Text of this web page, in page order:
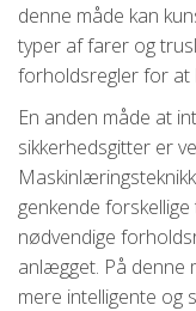
denne måde kan
typer af farer og
forholdsregler for at
En anden måde at
sikkerhedsgitter er
genkende
nødvendige
anlægget. På denne
mere intelligente og